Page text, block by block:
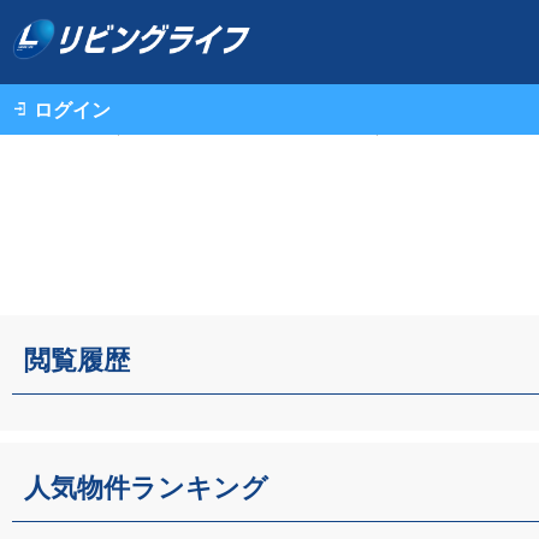
ログイン
不動産情報（一戸建て・中古マンション・土地）TOP
閲覧履歴
人気物件ランキング